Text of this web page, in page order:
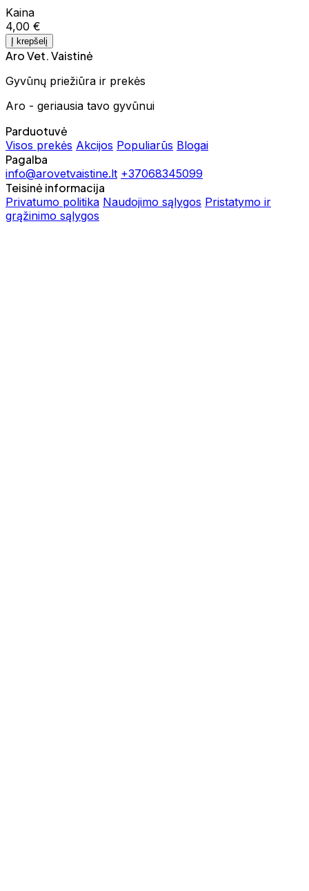
Kaina
4,00 €
Į krepšelį
Aro Vet. Vaistinė
Gyvūnų priežiūra ir prekės
Aro - geriausia tavo gyvūnui
Parduotuvė
Visos prekės Akcijos Populiarūs Blogai
Pagalba
info@arovetvaistine.lt +37068345099
Teisinė informacija
Privatumo politika Naudojimo sąlygos Pristatymo ir
grąžinimo sąlygos